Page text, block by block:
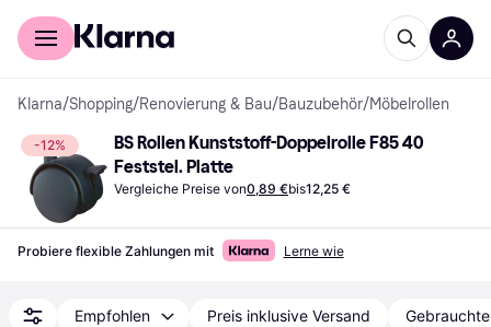
Für Shopper
Klarna/Shopping/Renovierung & Bau/Bauzubehör/Möbelrollen
-12%
BS Rollen Kunststoff-Doppelrolle F85 40
Feststel. Platte
Vergleiche Preise von0,89 €bis12,25 €
Probiere flexible Zahlungen mit Lerne wie
Empfohlen Preis inklusive Versand